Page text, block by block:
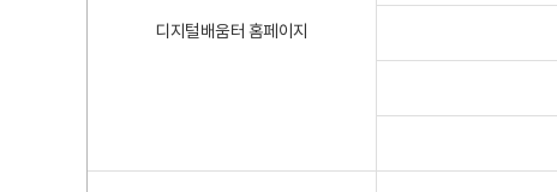
디지털배움터 홈페이지